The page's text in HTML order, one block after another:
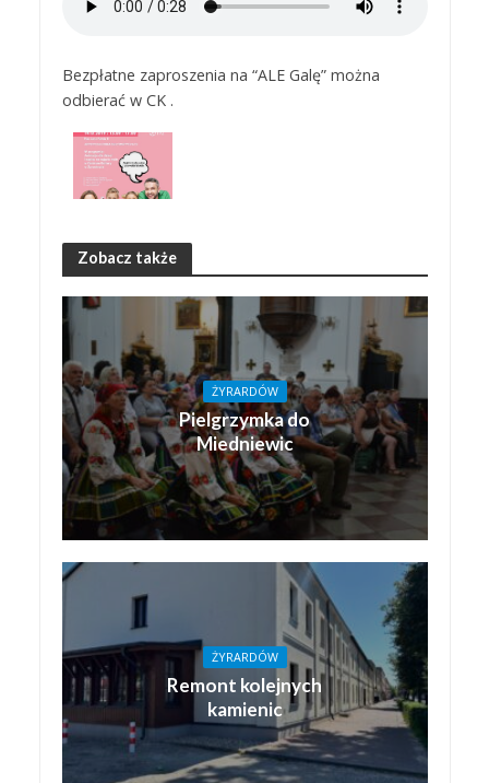
Bezpłatne zaproszenia na “ALE Galę” można
odbierać w CK .
Zobacz także
ŻYRARDÓW
Pielgrzymka do
Miedniewic
ŻYRARDÓW
Remont kolejnych
kamienic